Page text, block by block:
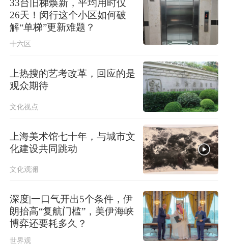
33台旧梯焕新，平均用时仅
26天！闵行这个小区如何破
解“单梯”更新难题？
十六区
上热搜的艺考改革，回应的是
观众期待
文化视点
上海美术馆七十年，与城市文
化建设共同跳动
文化观澜
深度|一口气开出5个条件，伊
朗抬高“复航门槛”，美伊海峡
博弈还要耗多久？
世界观